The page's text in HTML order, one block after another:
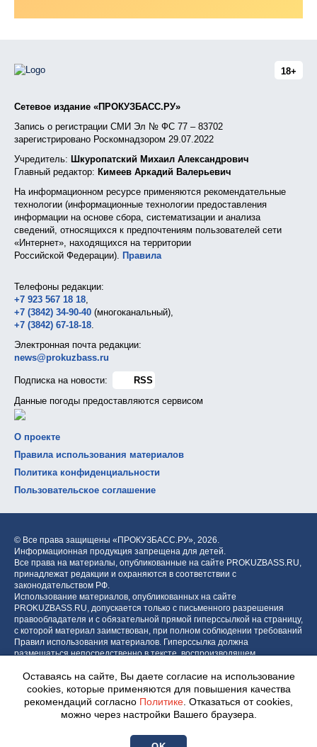
18+
Сетевое издание «ПРОКУЗБАСС.РУ»
Запись о регистрации СМИ Эл № ФС 77 – 83702
зарегистрировано Роскомнадзором 29.07.2022
Учредитель: Шкуропатский Михаил Александрович
Главный редактор: Кимеев Аркадий Валерьевич
На информационном ресурсе применяются рекомендательные
технологии (информационные технологии предоставления
информации на основе сбора, систематизации и анализа
сведений, относящихся к предпочтениям пользователей сети
«Интернет», находящихся на территории
Российской Федерации). Правила
Телефоны редакции:
+7 923 567 18 18,
+7 (3842) 34-90-40 (многоканальный),
+7 (3842) 67-18-18.
Электронная почта редакции:
news@prokuzbass.ru
Подписка на новости:
RSS
Данные погоды предоставляются сервисом
О проекте
Правила использования материалов
Политика конфиденциальности
Пользовательское соглашение
© Все права защищены «ПРОКУЗБАСС.РУ», 2026.
Информационная продукция запрещена для детей.
Все права на материалы, опубликованные на сайте PROKUZBASS.RU,
принадлежат редакции и охраняются в соответствии с
законодательством РФ.
Использование материалов, опубликованных на сайте
PROKUZBASS.RU, допускается только с письменного разрешения
правообладателя и с обязательной прямой гиперссылкой на страницу,
с которой материал заимствован, при полном соблюдении требований
Правил использования материалов. Гиперссылка должна
размещаться непосредственно в тексте, воспроизводящем
блока.
Оставаясь на сайте, Вы даете согласие на использование
cookies, которые применяются для повышения качества
рекомендаций согласно Политике . Отказаться от cookies,
можно через настройки Вашего браузера.